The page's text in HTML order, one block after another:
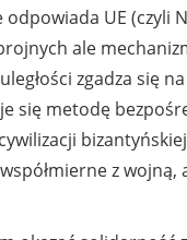
UE (czyli
ale
zgadza się
się metodę
z wojną,